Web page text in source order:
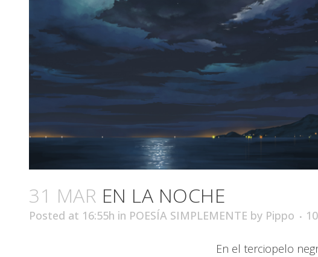
31 MAR EN LA NOCHE
Posted at 16:55h in POESÍA SIMPLEMENTE by Pippo
En el terciopelo